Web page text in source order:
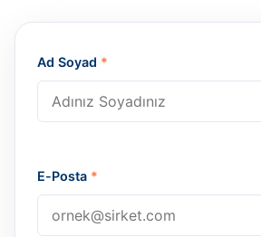
Ad Soyad *
E-Posta *